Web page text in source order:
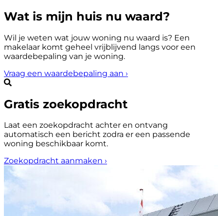
Wat is mijn huis nu waard?
Wil je weten wat jouw woning nu waard is? Een
makelaar komt geheel vrijblijvend langs voor een
waardebepaling van je woning.
Vraag een waardebepaling aan ›
Gratis zoekopdracht
Laat een zoekopdracht achter en ontvang
automatisch een bericht zodra er een passende
woning beschikbaar komt.
Zoekopdracht aanmaken ›